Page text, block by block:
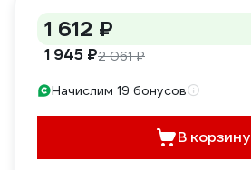
1 612 ₽
1 945 ₽2 061 ₽
Начислим 19 бонусов
В корзину